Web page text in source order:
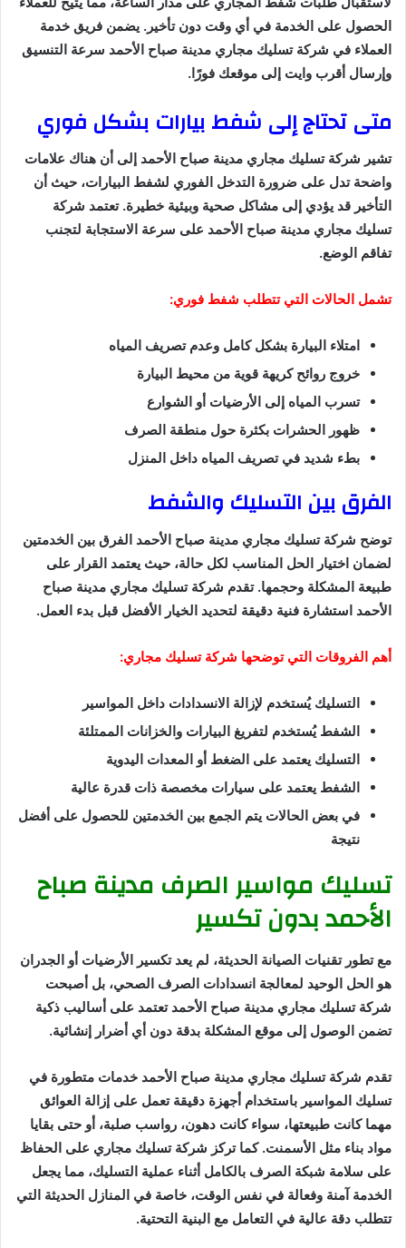
الحصول على الخدمة في أي وقت دون تأخير. يضمن فريق خدمة
العملاء في شركة تسليك مجاري مدينة صباح الأحمد سرعة التنسيق
وإرسال أقرب وايت إلى موقعك فورًا.
متى تحتاج إلى شفط بيارات بشكل فوري
تشير شركة تسليك مجاري مدينة صباح الأحمد إلى أن هناك علامات
واضحة تدل على ضرورة التدخل الفوري لشفط البيارات، حيث أن
التأخير قد يؤدي إلى مشاكل صحية وبيئية خطيرة. تعتمد شركة
تسليك مجاري مدينة صباح الأحمد على سرعة الاستجابة لتجنب
تفاقم الوضع.
تشمل الحالات التي تتطلب شفط فوري:
امتلاء البيارة بشكل كامل وعدم تصريف المياه
خروج روائح كريهة قوية من محيط البيارة
تسرب المياه إلى الأرضيات أو الشوارع
ظهور الحشرات بكثرة حول منطقة الصرف
بطء شديد في تصريف المياه داخل المنزل
الفرق بين التسليك والشفط
توضح شركة تسليك مجاري مدينة صباح الأحمد الفرق بين الخدمتين
لضمان اختيار الحل المناسب لكل حالة، حيث يعتمد القرار على
طبيعة المشكلة وحجمها. تقدم شركة تسليك مجاري مدينة صباح
الأحمد استشارة فنية دقيقة لتحديد الخيار الأفضل قبل بدء العمل.
أهم الفروقات التي توضحها شركة تسليك مجاري:
التسليك يُستخدم لإزالة الانسدادات داخل المواسير
الشفط يُستخدم لتفريغ البيارات والخزانات الممتلئة
التسليك يعتمد على الضغط أو المعدات اليدوية
الشفط يعتمد على سيارات مخصصة ذات قدرة عالية
في بعض الحالات يتم الجمع بين الخدمتين للحصول على أفضل
نتيجة
تسليك مواسير الصرف مدينة صباح
الأحمد بدون تكسير
مع تطور تقنيات الصيانة الحديثة، لم يعد تكسير الأرضيات أو الجدران
هو الحل الوحيد لمعالجة انسدادات الصرف الصحي، بل أصبحت
شركة تسليك مجاري مدينة صباح الأحمد تعتمد على أساليب ذكية
تضمن الوصول إلى موقع المشكلة بدقة دون أي أضرار إنشائية.
تقدم شركة تسليك مجاري مدينة صباح الأحمد خدمات متطورة في
تسليك المواسير باستخدام أجهزة دقيقة تعمل على إزالة العوائق
مهما كانت طبيعتها، سواء كانت دهون، رواسب صلبة، أو حتى بقايا
مواد بناء مثل الأسمنت. كما تركز شركة تسليك مجاري على الحفاظ
على سلامة شبكة الصرف بالكامل أثناء عملية التسليك، مما يجعل
الخدمة آمنة وفعالة في نفس الوقت، خاصة في المنازل الحديثة التي
تتطلب دقة عالية في التعامل مع البنية التحتية.